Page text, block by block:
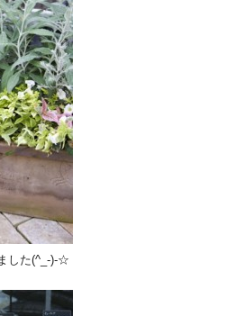
した(^_-)-☆